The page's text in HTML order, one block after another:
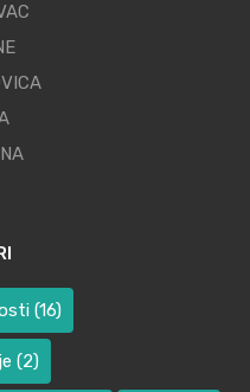
(16)
(2)